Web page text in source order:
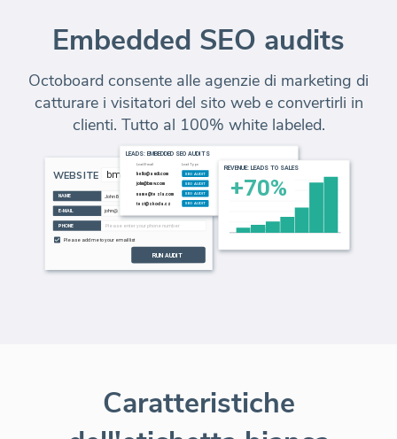
Embedded SEO audits
Octoboard consente alle agenzie di marketing di
catturare i visitatori del sito web e convertirli in
clienti. Tutto al 100% white labeled.
Caratteristiche